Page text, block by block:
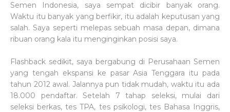
Semen Indonesia, saya sempat dicibir banyak orang.
Waktu itu banyak yang berfikir, itu adalah keputusan yang
salah. Saya seperti melepas sebuah masa depan, dimana
ribuan orang kala itu menginginkan posisi saya.
Flashback sedikit, saya bergabung di Perusahaan Semen
yang tengah ekspansi ke pasar Asia Tenggara itu pada
tahun 2012 awal. Jalannya pun tidak mudah, waktu itu ada
18.000 pendaftar. Setelah 7 tahap seleksi, mulai dari
seleksi berkas, tes TPA, tes psikologi, tes Bahasa Inggris,